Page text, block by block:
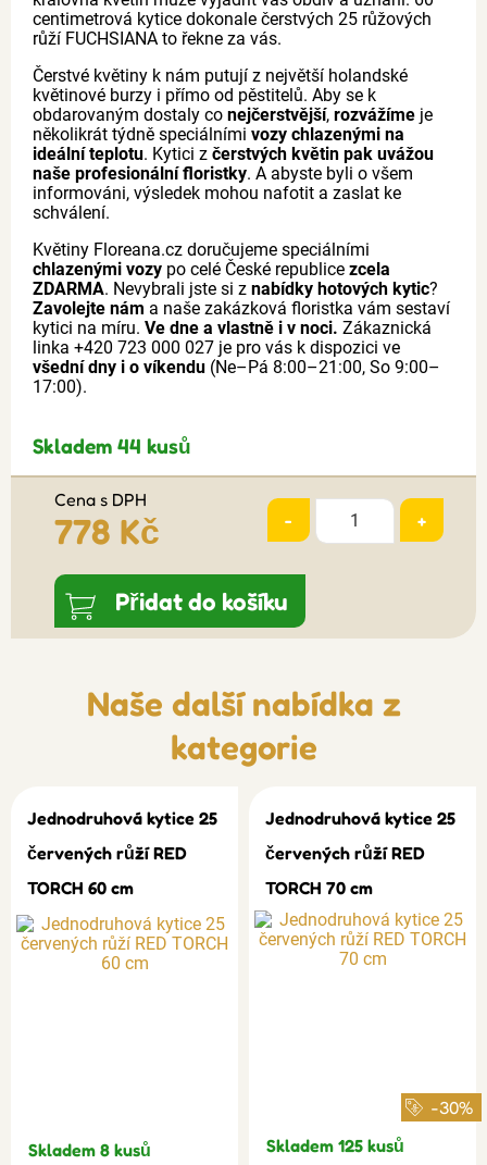
centimetrová kytice dokonale čerstvých 25 růžových
růží FUCHSIANA to řekne za vás.
Čerstvé květiny k nám putují z největší holandské
květinové burzy i přímo od pěstitelů. Aby se k
obdarovaným dostaly co nejčerstvější, rozvážíme je
několikrát týdně speciálními vozy chlazenými na
ideální teplotu. Kytici z čerstvých květin pak uvážou
naše profesionální floristky. A abyste byli o všem
informováni, výsledek mohou nafotit a zaslat ke
schválení.
Květiny Floreana.cz doručujeme speciálními
chlazenými vozy po celé České republice zcela
ZDARMA. Nevybrali jste si z nabídky hotových kytic?
Zavolejte nám a naše zakázková floristka vám sestaví
kytici na míru. Ve dne a vlastně i v noci. Zákaznická
linka +420 723 000 027 je pro vás k dispozici ve
všední dny i o víkendu (Ne–Pá 8:00–21:00, So 9:00–
17:00).
Skladem 44 kusů
Cena s DPH
778 Kč - +
Přidat do košíku
Naše další nabídka z
kategorie
Jednodruhová kytice 25
červených růží RED
TORCH 60 cm
Skladem 8 kusů
Jednodruhová kytice 25
červených růží RED
TORCH 70 cm
-30%
Skladem 125 kusů